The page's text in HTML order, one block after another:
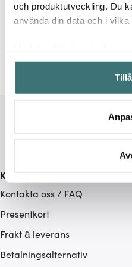
och produktutveckling. Du
använda din data och i vilka
Samla in information
kan ha en noggrannhet
Identifiera din enhet
Ta reda på mer om hur dina
Du kan ändra eller dra
Vi använder cookies för att
ska anpassas efter det
hemsidan ännu bättre. Du
som du vill dela med dig av.
Relaterade sidor
Kundservice
Kontakta oss / FAQ
Presentkort
Frakt & leverans
Betalningsalternativ